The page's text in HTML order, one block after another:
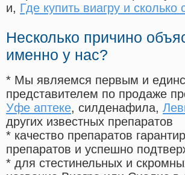
и, Где купить виагру и сколько
Несколько причино
именно у нас?
* Мы являемся первым и
представителем по продаже
Уфе аптеке, силденафила,
других известных препаратов
* качество препаратов
препаратов и успешно
* для стестинельных и